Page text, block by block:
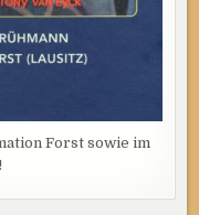
Forst sowie im